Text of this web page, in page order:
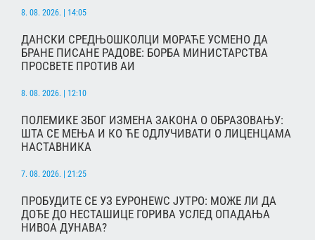
8. 08. 2026. | 14:05
ДАНСКИ СРЕДЊОШКОЛЦИ МОРАЋЕ УСМЕНО ДА
БРАНЕ ПИСАНЕ РАДОВЕ: БОРБА МИНИСТАРСТВА
ПРОСВЕТЕ ПРОТИВ АИ
8. 08. 2026. | 12:10
ПОЛЕМИКЕ ЗБОГ ИЗМЕНА ЗАКОНА О ОБРАЗОВАЊУ:
ШТА СЕ МЕЊА И КО ЋЕ ОДЛУЧИВАТИ О ЛИЦЕНЦАМА
НАСТАВНИКА
7. 08. 2026. | 21:25
ПРОБУДИТЕ СЕ УЗ ЕУРОНЕWС ЈУТРО: МОЖЕ ЛИ ДА
ДОЂЕ ДО НЕСТАШИЦЕ ГОРИВА УСЛЕД ОПАДАЊА
НИВОА ДУНАВА?